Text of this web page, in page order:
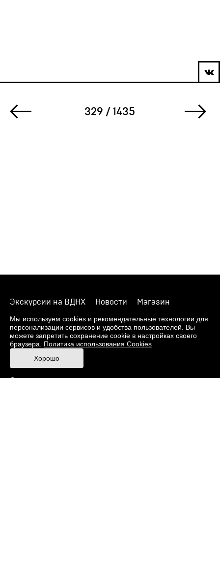
329 / 1435
Экскурсии на ВДНХ Новости
Магазин
О музее
Фонды
Виртуальный музей
Издания
Пресс-центр
Контакты
Правила посещения Музея
Ответы на частые вопросы
Мы используем cookies и рекомендательные технологии для
персонализации сервисов и удобства пользователей. Вы
можете запретить сохранение cookie в настройках своего
браузера. Политика использования Cookies
Хорошо